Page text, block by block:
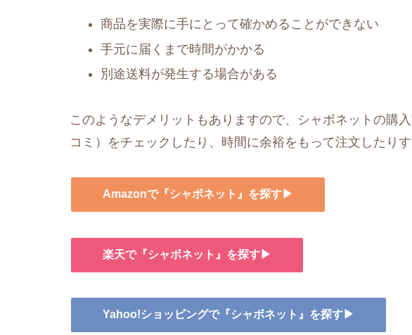
商品を実際に手にとって確かめることができない
手元に届くまで時間がかかる
別途送料が発生する場合がある
このようなデメリットもありますので、シャボネットの購
コミ）をチェックしたり、時間に余裕をもって注文したり
Amazonで『シャボネット』を探す▶
楽天で『シャボネット』を探す▶
Yahoo!ショッピングで『シャボネット』を探す▶